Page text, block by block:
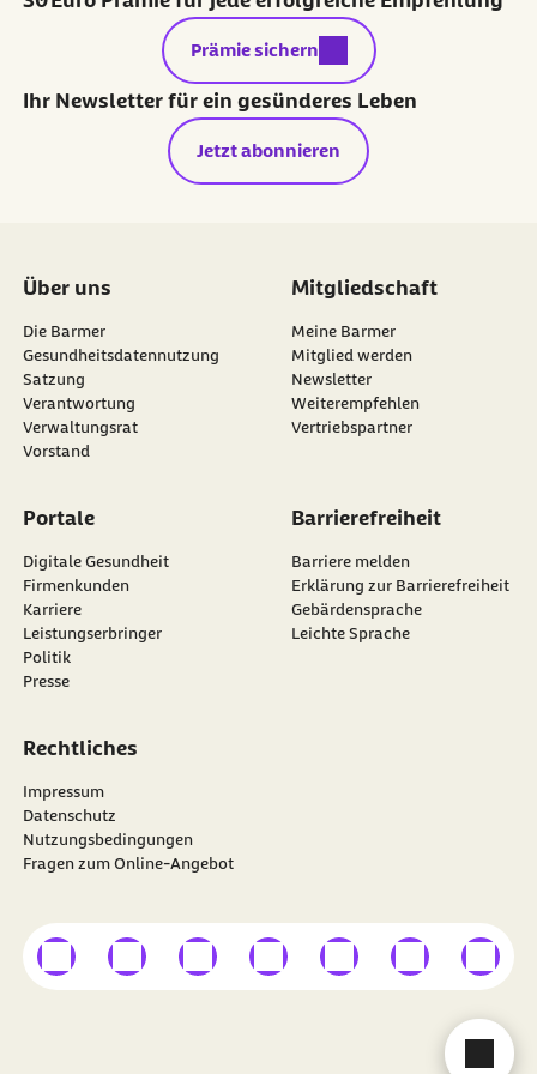
externer Link:
Prämie sichern
Ihr Newsletter für ein gesünderes Leben
Jetzt abonnieren
Über uns
Die Barmer
Gesundheitsdatennutzung
Satzung
Verantwortung
Verwaltungsrat
Vorstand
Mitgliedschaft
Meine Barmer
Mitglied werden
Newsletter
externer Link:
Weiterempfehlen
Vertriebspartner
Portale
Digitale Gesundheit
Firmenkunden
Karriere
Leistungserbringer
Politik
Presse
Barrierefreiheit
Barriere melden
Erklärung zur Barrierefreiheit
Gebärdensprache
Leichte Sprache
Rechtliches
Impressum
Datenschutz
Nutzungsbedingungen
Fragen zum Online-Angebot
Besuchen Sie dieBARMER auf
externer Linkexterner Linkexterner Linkexterner Linkexterner Linkexterner Link